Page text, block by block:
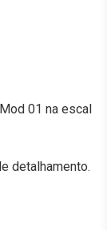
01 na escal
detalhamento.